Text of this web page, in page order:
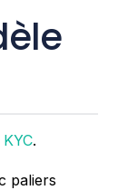
.
paliers